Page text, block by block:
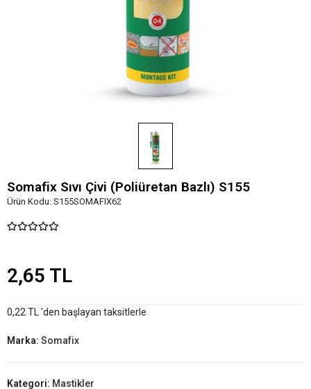
Somafix Sıvı Çivi (Poliüretan Bazlı) S155
Ürün Kodu: S155SOMAFIX62
2,65 TL
0,22 TL 'den başlayan taksitlerle
Marka: Somafix
Kategori: Mastikler